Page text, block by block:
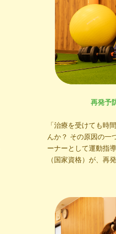
再発予
「治療を受けても時
んか？ その原因の一
ーナーとして運動指
（国家資格）が、再